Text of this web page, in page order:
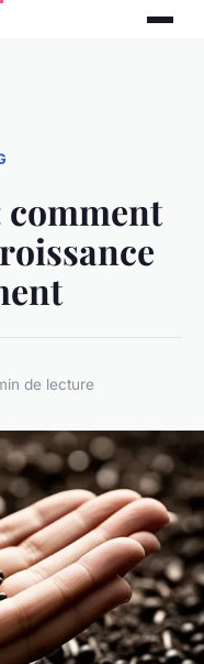
comment
de lecture